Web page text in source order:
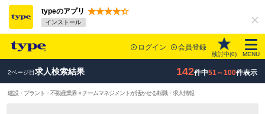
typeのアプリ
インストール
ログイン 会員登録
検討中(0) MENU
2ページ目求人検索結果 142件中51～100件表示
建設・プラント・不動産業界 × チームマネジメントが活かせる転職・求人情報